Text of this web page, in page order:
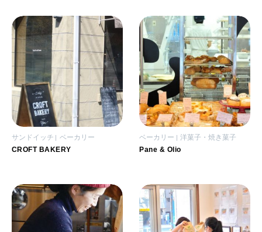
サンドイッチ ベーカリー
CROFT BAKERY
ベーカリー 洋菓子・焼き菓子
Pane & Olio